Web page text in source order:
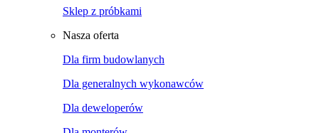
Sklep z próbkami
Nasza oferta
Dla firm budowlanych
Dla generalnych wykonawców
Dla deweloperów